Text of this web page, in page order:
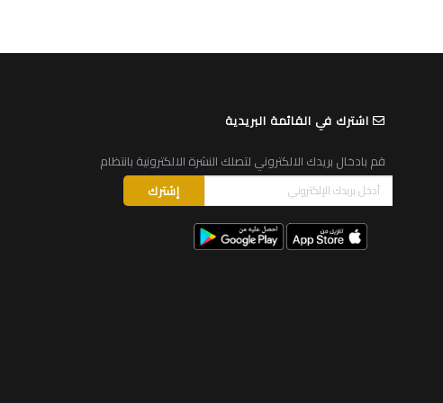
اشترك في القائمة البريدية
قم بادخال بريدك الالكتروني لتصلك النشرة الالكترونية بانتظام